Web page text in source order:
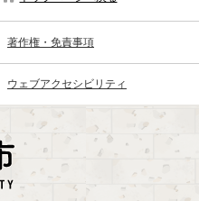
著作権・免責事項
ウェブアクセシビリティ